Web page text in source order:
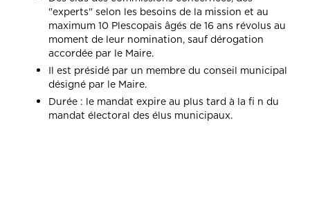
"experts" selon les besoins de la mission et au
maximum 10 Plescopais âgés de 16 ans révolus au
moment de leur nomination, sauf dérogation
accordée par le Maire.
Il est présidé par un membre du conseil municipal
désigné par le Maire.
Durée : le mandat expire au plus tard à la fi n du
mandat électoral des élus municipaux.